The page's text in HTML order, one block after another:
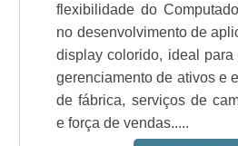
flexibilidade do
no desenvolvimento de
display colorido, ideal para
gerenciamento de ativos e
de fábrica, serviços de
e força de vendas.....